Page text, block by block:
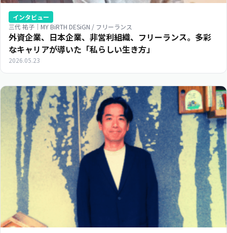
インタビュー
三代 祐子｜MY BiRTH DESiGN / フリーランス
外資企業、日本企業、非営利組織、フリーランス。多彩
なキャリアが導いた「私らしい生き方」
2026.05.23